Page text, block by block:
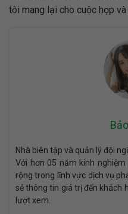
tôi mang lại cho cuộc họp
Nhà biên tập và quản lý đội
Với hơn 05 năm kinh
rộng trong lĩnh vực dịch vụ
sẻ thông tin giá trị đến khách
lượt xem.